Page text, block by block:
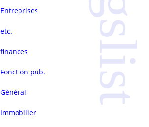
Entreprises
etc.
finances
Fonction pub.
Général
Immobilier